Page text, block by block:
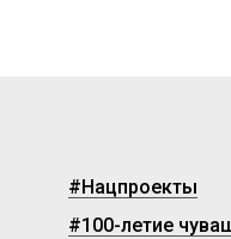
#Нацпроекты
#100-летие